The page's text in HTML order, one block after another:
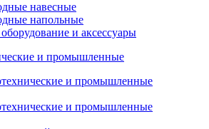
навесные
напольные
и аксессуары
и промышленные
и промышленные
и промышленные